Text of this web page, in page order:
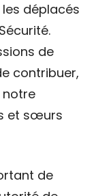
déplacés
de
contribuer,
notre
et sœurs
de